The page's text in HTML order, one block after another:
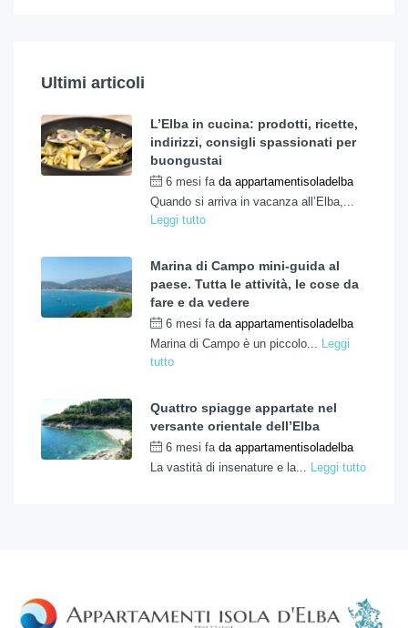
Ultimi articoli
L’Elba in cucina: prodotti, ricette,
indirizzi, consigli spassionati per
buongustai
6 mesi fa da appartamentisoladelba
Quando si arriva in vacanza all’Elba,...
Leggi tutto
Marina di Campo mini-guida al
paese. Tutta le attività, le cose da
fare e da vedere
6 mesi fa da appartamentisoladelba
Marina di Campo è un piccolo... Leggi
tutto
Quattro spiagge appartate nel
versante orientale dell’Elba
6 mesi fa da appartamentisoladelba
La vastità di insenature e la... Leggi tutto